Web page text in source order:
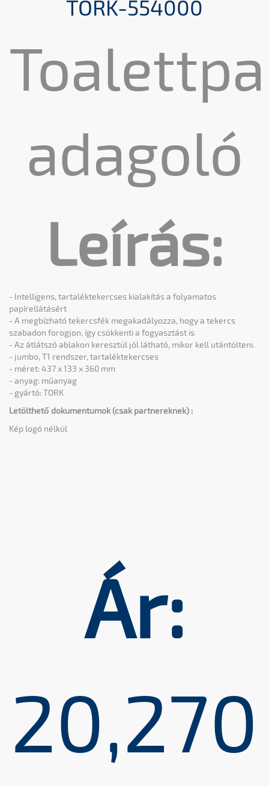
TORK-554000
adagoló
Leírás:
- Intelligens, tartaléktekercses kialakítás a folyamatos
papírellátásért
- A megbízható tekercsfék megakadályozza, hogy a tekercs
szabadon forogjon, így csökkenti a fogyasztást is
- Az átlátszó ablakon keresztül jól látható, mikor kell utántölteni.
- jumbo, T1 rendszer, tartaléktekercses
- méret: 437 x 133 x 360 mm
​- anyag: műanyag
- gyártó: TORK
Letölthető dokumentumok (csak partnereknek) :
Kép logó nélkül
Ár:
20,270